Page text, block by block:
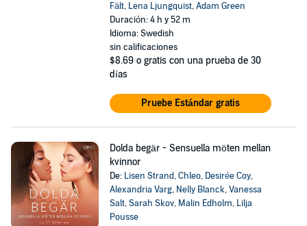
Fält, Lena Ljungquist,Adam Green
Duración: 4 h y 52 m
Idioma: Swedish
sin calificaciones
$8.69 o gratis con una prueba de 30
días
Pruebe Estándar gratis
Dolda begär - Sensuella möten mellan
kvinnor
De: Lisen Strand,Chleo, Desirée Coy,
Alexandria Varg, Nelly Blanck,Vanessa
Salt,Sarah Skov, Malin Edholm, Lilja
Pousse